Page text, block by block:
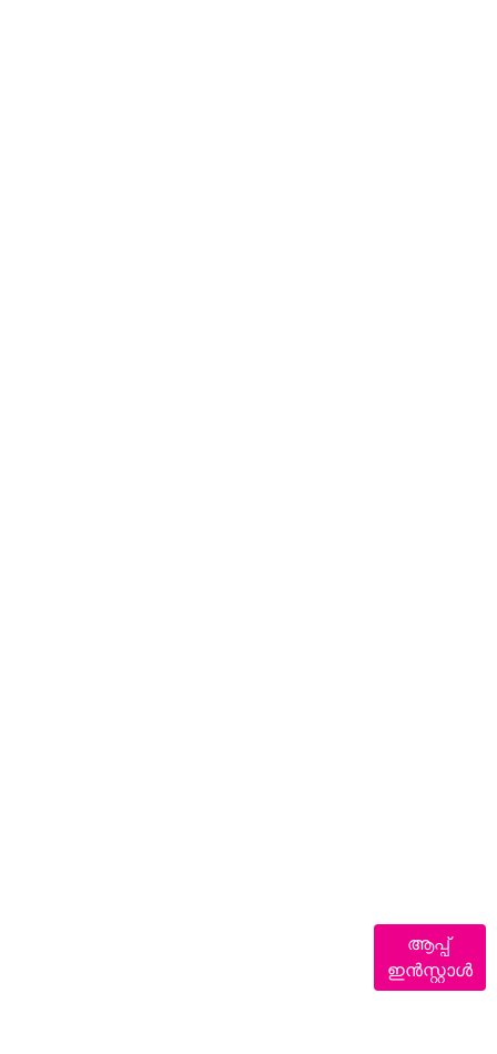
ആപ്പ്
ഇൻസ്റ്റാൾ